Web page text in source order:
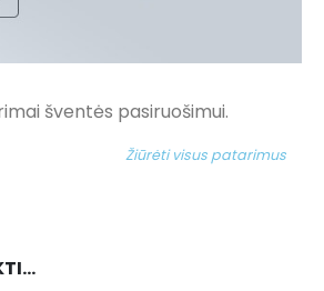
šventės pasiruošimui.
Žiūrėti visus patarimus